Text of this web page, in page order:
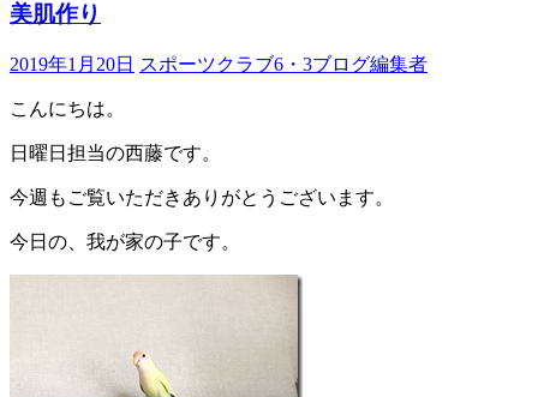
美肌作り
2019年1月20日 スポーツクラブ6・3ブログ編集者
こんにちは。
日曜日担当の西藤です。
今週もご覧いただきありがとうございます。
今日の、我が家の子です。